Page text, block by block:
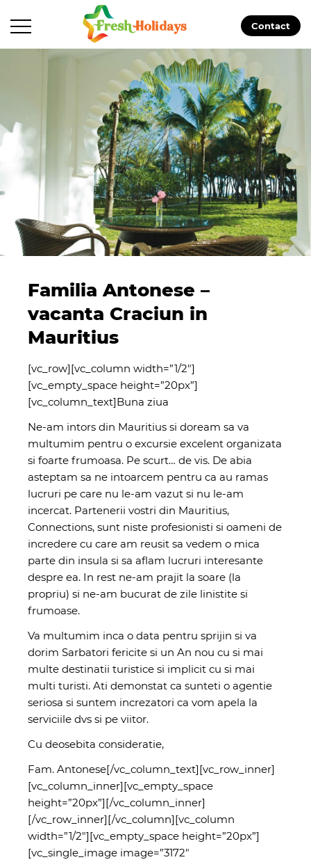
Contact
Familia Antonese –
vacanta Craciun in
Mauritius
[vc_row][vc_column width=”1/2″]
[vc_empty_space height=”20px”]
[vc_column_text]Buna ziua
Ne-am intors din Mauritius si doream sa va
multumim pentru o excursie excelent organizata
si foarte frumoasa. Pe scurt… de vis. De abia
asteptam sa ne intoarcem pentru ca au ramas
lucruri pe care nu le-am vazut si nu le-am
incercat. Partenerii vostri din Mauritius,
Connections, sunt niste profesionisti si oameni de
incredere cu care am reusit sa vedem o mica
parte din insula si sa aflam lucruri interesante
despre ea. In rest ne-am prajit la soare (la
propriu) si ne-am bucurat de zile linistite si
frumoase.
Va multumim inca o data pentru sprijin si va
dorim Sarbatori fericite si un An nou cu si mai
multe destinatii turistice si implicit cu si mai
multi turisti. Ati demonstat ca sunteti o agentie
seriosa si suntem increzatori ca vom apela la
serviciile dvs si pe viitor.
Cu deosebita consideratie,
Fam. Antonese[/vc_column_text][vc_row_inner]
[vc_column_inner][vc_empty_space
height=”20px”][/vc_column_inner]
[/vc_row_inner][/vc_column][vc_column
width=”1/2″][vc_empty_space height=”20px”]
[vc_single_image image=”3172″